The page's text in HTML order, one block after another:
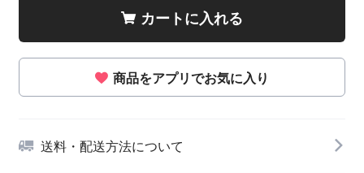
カートに入れる
商品をアプリでお気に入り
送料・配送方法について